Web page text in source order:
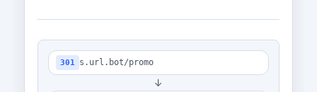
301 s.url.bot/promo
↓